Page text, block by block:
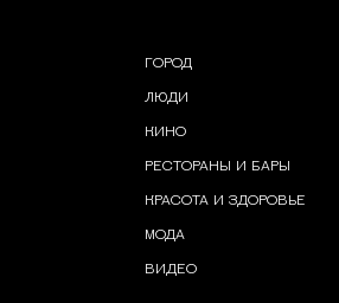
ГОРОД
ЛЮДИ
КИНО
РЕСТОРАНЫ И БАРЫ
КРАСОТА И ЗДОРОВЬЕ
МОДА
ВИДЕО